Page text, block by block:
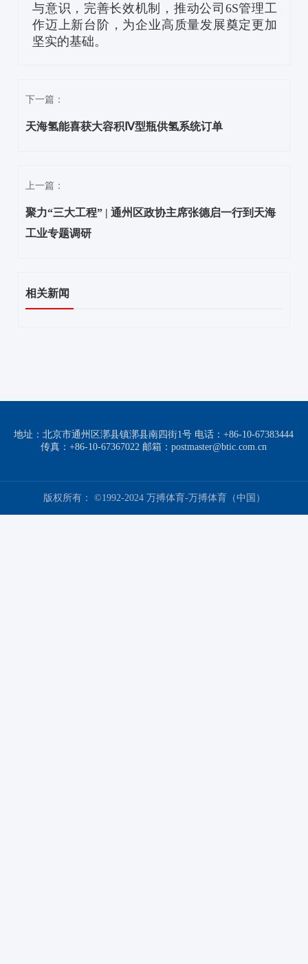
与意识，完善长效机制，推动公司6S管理工
作迈上新台阶，为企业高质量发展奠定更加
坚实的基础。
下一篇：
天海氢能喜获大容积Ⅳ型瓶供氢系统订单
上一篇：
聚力“三大工程” | 通州区政协主席张德启一行到天海
工业专题调研
相关新闻
地址：北京市通州区漷县镇漷县南四街1号 电话：+86-10-67383444
传真：+86-10-67367022 邮箱：postmaster@btic.com.cn
版权所有： ©1992-2024 万搏体育-万搏体育（中国）